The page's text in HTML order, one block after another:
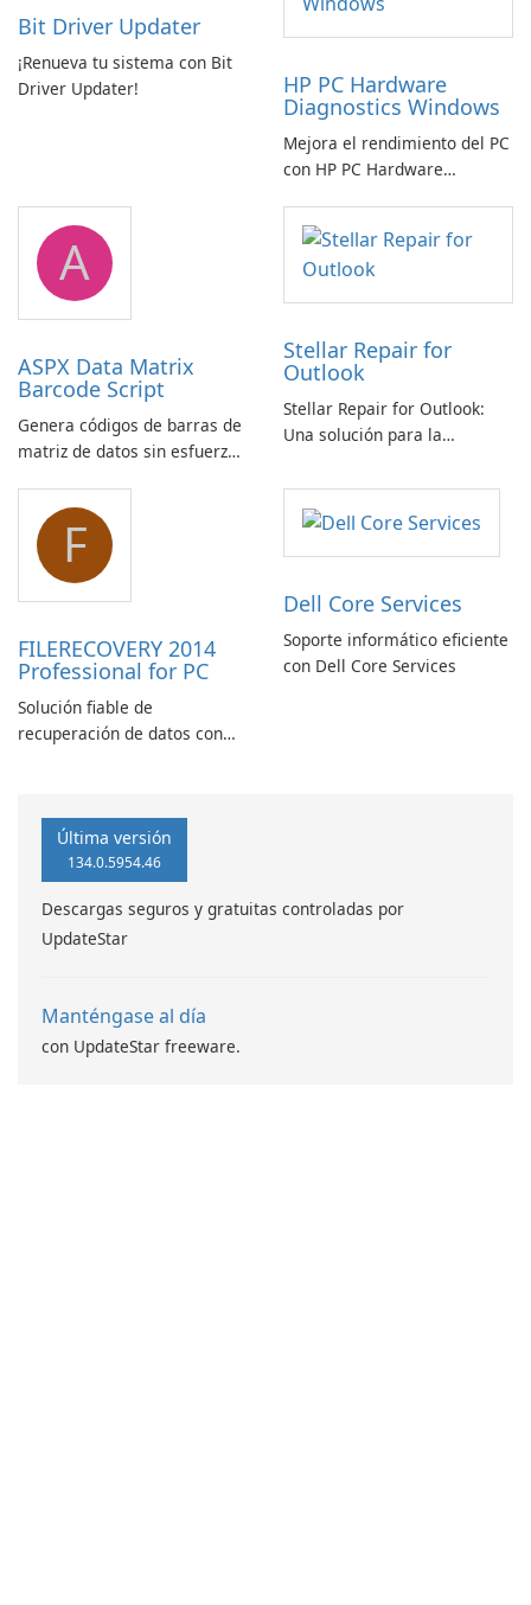
Bit Driver Updater
¡Renueva tu sistema con Bit
Driver Updater!
HP PC Hardware
Diagnostics Windows
Mejora el rendimiento del PC
con HP PC Hardware
A
ASPX Data Matrix
Barcode Script
Genera códigos de barras de
matriz de datos sin esfuerzo
barras de matriz de datos
ASPX
Stellar Repair for
Outlook
Stellar Repair for Outlook:
Una solución para la
electrónico
F
FILERECOVERY 2014
Professional for PC
Solución fiable de
recuperación de datos con
Dell Core Services
Soporte informático eficiente
con Dell Core Services
Última versión
134.0.5954.46
Descargas seguros y gratuitas controladas por
UpdateStar
Manténgase al día
con UpdateStar freeware.